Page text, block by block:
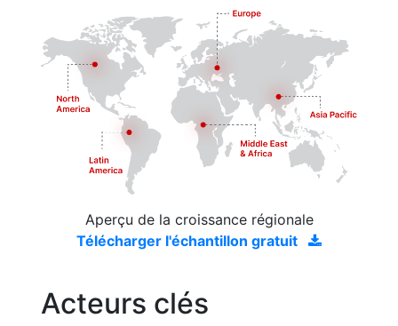
Aperçu de la croissance régionale
Télécharger l'échantillon gratuit
Acteurs clés